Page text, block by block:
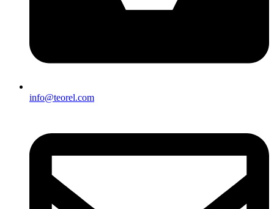
info@teorel.com